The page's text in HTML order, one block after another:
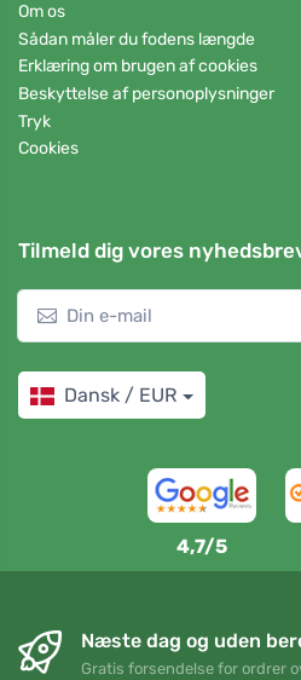
Om os
Sådan måler du fodens længde
Erklæring om brugen af cookies
Beskyttelse af personoplysninger
Tryk
Cookies
Tilmeld dig vores
Dansk / EUR
4,7/5
Næste dag og uden
Gratis forsendelse for ordrer